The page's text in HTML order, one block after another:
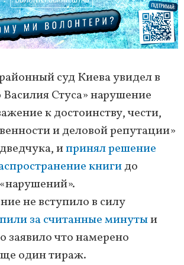
суд Киева увидел в
Стуса» нарушение
к достоинству, чести,
и деловой репутации»
ипринял решение
книгидо
не вступило в силу
за считанные минутыи
заявило что намерено
один тираж.